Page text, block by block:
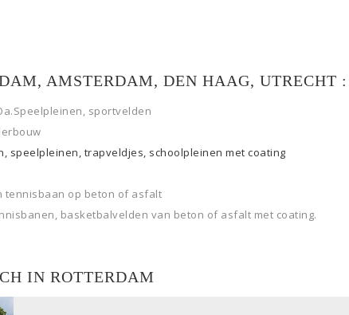
AMSTERDAM, DEN HAAG, UTRECHT :
sportvelden
trapveldjes, schoolpleinen met coating
tennisbaan op beton of asfalt
basketbalvelden van beton of asfalt met coating.
IN ROTTERDAM